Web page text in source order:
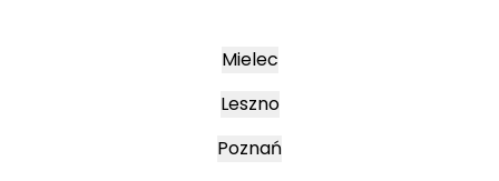
Mielec
Leszno
Poznań